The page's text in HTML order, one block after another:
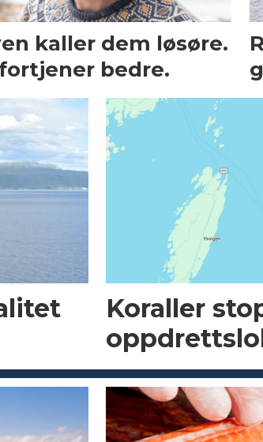
kaller dem løsøre.
bedre.
Koraller